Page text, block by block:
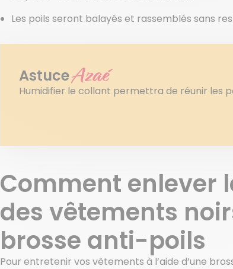
Les poils seront balayés et rassemblés sans
AstuceAzaé
Humidifier le collant permettra de réunir les
Comment enlever
des vêtements
brosse anti-poils
Pour entretenir vos vêtements à l’aide d’une